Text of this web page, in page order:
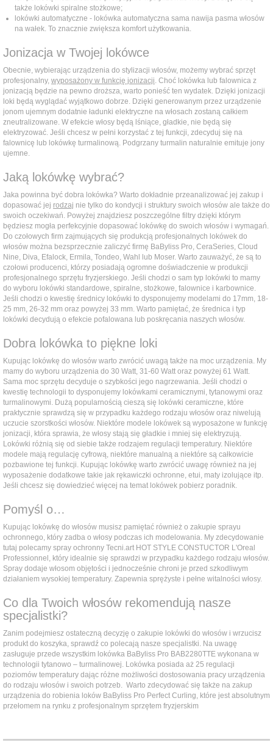
także lokówki spiralne stożkowe;
lokówki automatyczne - lokówka automatyczna sama nawija pasma włosów
na wałek. To znacznie zwiększa komfort użytkowania.
Jonizacja w Twojej lokówce
Obecnie, wybierając urządzenia do stylizacji włosów, możemy wybrać sprzęt
profesjonalny, wyposażony w funkcję jonizacji. Choć lokówka lub falownica z
jonizacją będzie na pewno droższa, warto ponieść ten wydatek. Dzięki jonizacji
loki będą wyglądać wyjątkowo dobrze. Dzięki generowanym przez urządzenie
jonom ujemnym dodatnie ładunki elektryczne na włosach zostaną całkiem
zneutralizowane. W efekcie włosy będą lśniące, gładkie, nie będą się
elektryzować. Jeśli chcesz w pełni korzystać z tej funkcji, zdecyduj się na
falownicę lub lokówkę turmalinową. Podgrzany turmalin naturalnie emituje jony
ujemne.
Jaką lokówkę wybrać?
Jaka powinna być dobra lokówka? Warto dokładnie przeanalizować jej zakup i
dopasować jej rodzaj nie tylko do kondycji i struktury swoich włosów ale także do
swoich oczekiwań. Powyżej znajdziesz poszczególne filtry dzięki którym
będziesz mogła perfekcyjnie dopasować lokówkę do swoich włosów i wymagań.
Do czołowych firm zajmujących się produkcją profesjonalnych lokówek do
włosów można bezsprzecznie zaliczyć firmę BaByliss Pro, CeraSeries, Cloud
Nine, Diva, Efalock, Ermila, Tondeo, Wahl lub Moser. Warto zauważyć, że są to
czołowi producenci, którzy posiadają ogromne doświadczenie w produkcji
profesjonalnego sprzętu fryzjerskiego. Jeśli chodzi o sam typ lokówki to mamy
do wyboru lokówki standardowe, spiralne, stożkowe, falownice i karbownice.
Jeśli chodzi o kwestię średnicy lokówki to dysponujemy modelami do 17mm, 18-
25 mm, 26-32 mm oraz powyżej 33 mm. Warto pamiętać, że średnica i typ
lokówki decydują o efekcie pofalowana lub poskręcania naszych włosów.
Dobra lokówka to piękne loki
Kupując lokówkę do włosów warto zwrócić uwagą także na moc urządzenia. My
mamy do wyboru urządzenia do 30 Watt, 31-60 Watt oraz powyżej 61 Watt.
Sama moc sprzętu decyduje o szybkości jego nagrzewania. Jeśli chodzi o
kwestię technologii to dysponujemy lokówkami ceramicznymi, tytanowymi oraz
turmalinowymi. Dużą popularnością cieszą się lokówki ceramiczne, które
praktycznie sprawdzą się w przypadku każdego rodzaju włosów oraz niwelują
uczucie szorstkości włosów. Niektóre modele lokówek są wyposażone w funkcję
jonizacji, która sprawia, że włosy stają się gładkie i mniej się elektryzują.
Lokówki różnią się od siebie także rodzajem regulacji temperatury. Niektóre
modele mają regulację cyfrową, niektóre manualną a niektóre są całkowicie
pozbawione tej funkcji. Kupując lokówkę warto zwrócić uwagę również na jej
wyposażenie dodatkowe takie jak rękawiczki ochronne, etui, maty izolujące itp.
Jeśli chcesz się dowiedzieć więcej na temat lokówek pobierz poradnik.
Pomyśl o…
Kupując lokówkę do włosów musisz pamiętać również o zakupie sprayu
ochronnego, który zadba o włosy podczas ich modelowania. My zdecydowanie
tutaj polecamy spray ochronny Tecni.art HOT STYLE CONSTUCTOR L'Oreal
Professionnel, który idealnie się sprawdzi w przypadku każdego rodzaju włosów.
Spray dodaje włosom objętości i jednocześnie chroni je przed szkodliwym
działaniem wysokiej temperatury. Zapewnia sprężyste i pełne witalności włosy.
Co dla Twoich włosów rekomendują nasze
specjalistki?
Zanim podejmiesz ostateczną decyzję o zakupie lokówki do włosów i wrzucisz
produkt do koszyka, sprawdź co polecają nasze specjalistki. Na uwagę
zasługuje przede wszystkim lokówka BaByliss Pro BAB2280TTE wykonana w
technologii tytanowo – turmalinowej. Lokówka posiada aż 25 regulacji
poziomów temperatury dając różne możliwości dostosowania pracy urządzenia
do rodzaju włosów i swoich potrzeb. Warto zdecydować się także na zakup
urządzenia do robienia loków BaByliss Pro Perfect Curling, które jest absolutnym
przełomem na rynku z profesjonalnym sprzętem fryzjerskim